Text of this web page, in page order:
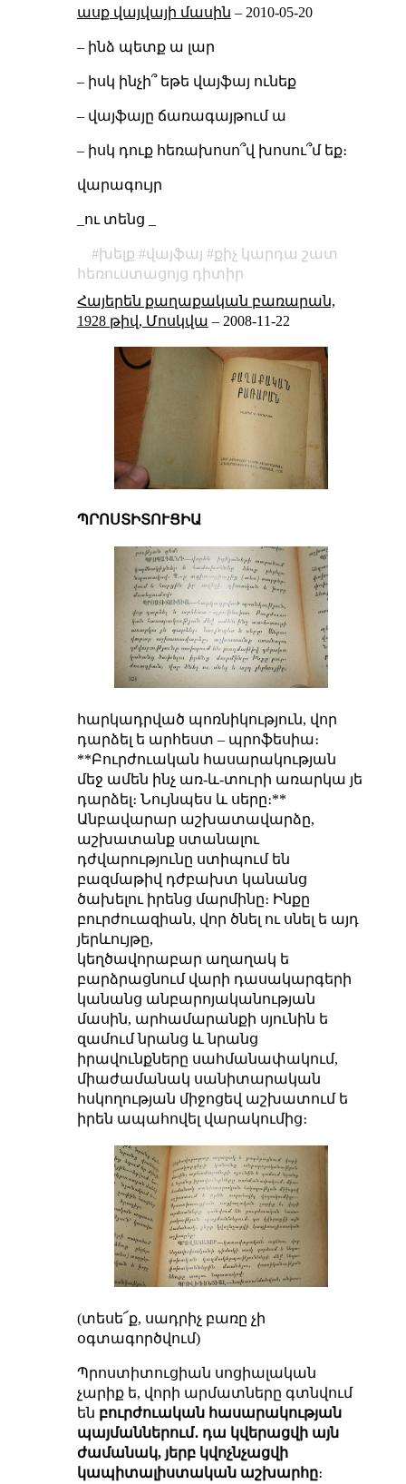
ասք վայվայի մասին – 2010-05-20
– ինձ պետք ա լար
– իսկ ինչի՞ եթե վայֆայ ունեք
– վայֆայը ճառագայթում ա
– իսկ դուք հեռախոսո՞վ խոսու՞մ եք։
վարագույր
_ու տենց _
խելք վայֆայ
քիչ կարդա շատ
հեռուստացոյց դիտիր
Հայերեն քաղաքական բառարան,
1928 թիվ, Մոսկվա – 2008-11-22
ՊՐՈՍՏԻՏՈՒՑԻԱ
հարկադրված պոռնիկություն, վոր
դարձել ե արհեստ – պրոֆեսիա։
**Բուրժուական հասարակության
մեջ ամեն ինչ առ-և-տուրի առարկա յե
դարձել։ Նույնպես և սերը։**
Անբավարար աշխատավարձը,
աշխատանք ստանալու
դժվարությունը ստիպում են
բազմաթիվ դժբախտ կանանց
ծախելու իրենց մարմինը։ Ինքը
բուրժուազիան, վոր ծնել ու սնել ե այդ
յերևույթը,
կեղծավորաբար աղաղակ ե
բարձրացնում վարի դասակարգերի
կանանց անբարոյականության
մասին, արհամարանքի սյունին ե
զամում նրանց և նրանց
իրավունքները սահմանափակում,
միաժամանակ սանիտարական
հսկողության միջոցեվ աշխատում ե
իրեն ապահովել վարակումից։
(տեսե՜ք, սադրիչ բառը չի
օգտագործվում)
Պրոստիտուցիան սոցիալական
չարիք ե, վորի արմատները գտնվում
են բուրժուական հասարակության
պայմաններում․ դա կվերացվի այն
ժամանակ, յերբ կվոչնչացվի
կապիտալիստական աշխարհը։